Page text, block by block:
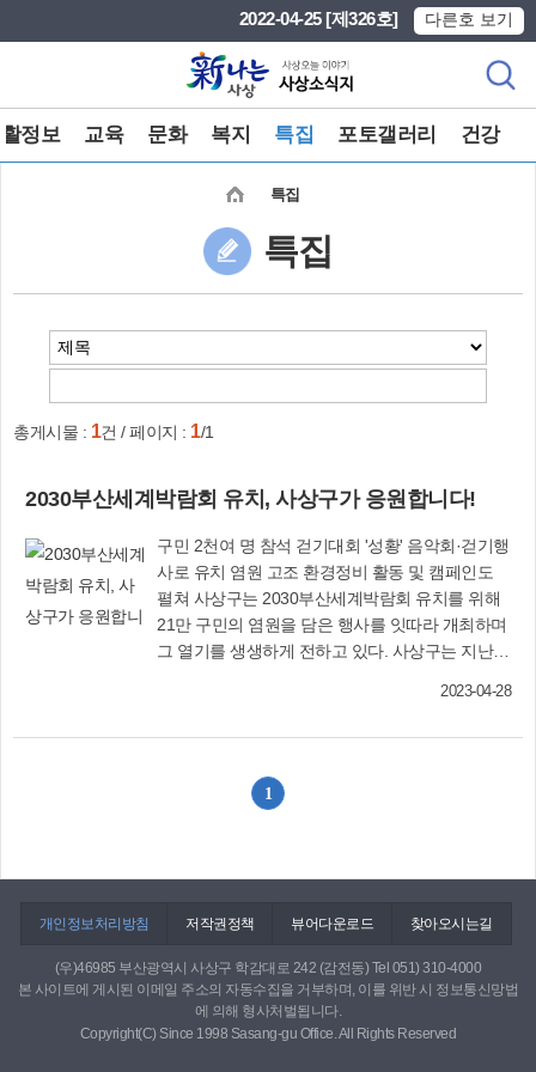
2022-04-25 [제326호] 다른호 보기
정보 교육 문화 복지 특집 포토갤러리 건강
특집
특집
총게시물 : 1건 / 페이지 : 1/1
2030부산세계박람회 유치, 사상구가 응원합니다!
구민 2천여 명 참석 걷기대회 '성황' 음악회·걷기행
사로 유치 염원 고조 환경정비 활동 및 캠페인도
펼쳐 사상구는 2030부산세계박람회 유치를 위해
21만 구민의 염원을 담은 행사를 잇따라 개최하며
그 열기를 생생하게 전하고 있다. 사상구는 지난 4
2030부산세계박람회 성공 개최를 염원했다. 걷기
코스 중간에는 모라1동과 엄궁동 주민자치회 오카
그리고 벚꽃 음악회'를 개최하며 부산세계박람회
이날 음악회에는 신라중학교 댄스동아리팀 수피
아의 역동적인 식전 축하공연과 함께 인디밴드 `버
닝소다', 온누리오페라단, 혼섹션밴드 `휴고', 인도
마술팀의 공연이 펼쳐지면서 300여 명 관람객들
2023-04-28
1
개인정보처리방침 저작권정책 뷰어다운로드 찾아오시는길
(우)46985 부산광역시 사상구 학감대로 242 (감전동) Tel 051) 310-4000
본 사이트에 게시된 이메일 주소의 자동수집을 거부하며, 이를 위반 시 정보통신망법
에 의해 형사처벌됩니다.
Copyright(C) Since 1998 Sasang-gu Office. All Rights Reserved